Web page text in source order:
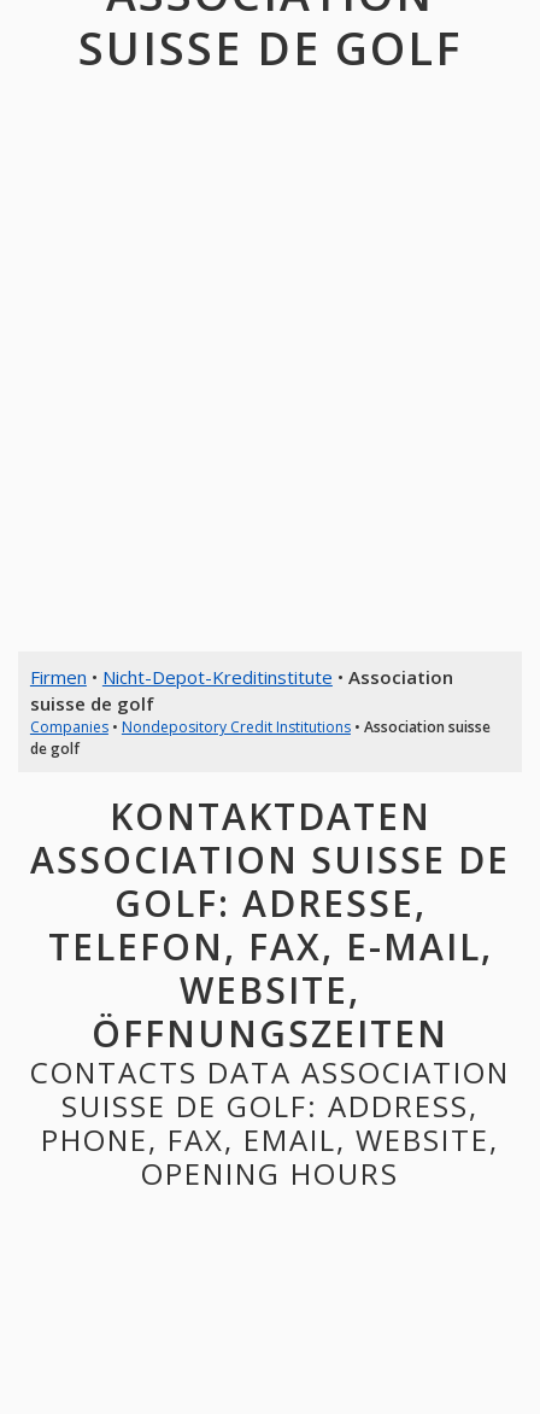
SUISSE DE GOLF
Firmen • Nicht-Depot-Kreditinstitute • Association
suisse de golf
Companies• Nondepository Credit Institutions• Association suisse
de golf
KONTAKTDATEN
ASSOCIATION SUISSE DE
GOLF: ADRESSE,
TELEFON, FAX, E-MAIL,
WEBSITE,
ÖFFNUNGSZEITEN
CONTACTS DATA ASSOCIATION
SUISSE DE GOLF: ADDRESS,
PHONE, FAX, EMAIL, WEBSITE,
OPENING HOURS